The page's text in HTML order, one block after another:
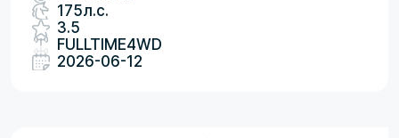
175л.с.
3.5
FULLTIME4WD
2026-06-12